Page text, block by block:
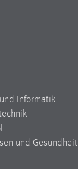
Informatik
und Gesundheit